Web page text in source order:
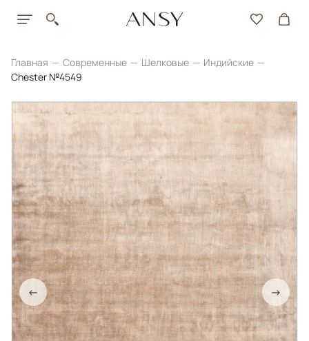
Главная Современные Шелковые
Индийские
Chester №4549
← →